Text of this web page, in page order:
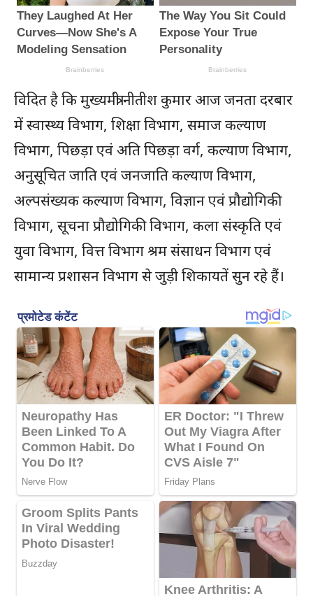
विदित है कि मुख्यमंत्री नीतीश कुमार आज जनता दरबार
में स्वास्थ्य विभाग, शिक्षा विभाग, समाज कल्याण
विभाग, पिछड़ा एवं अति पिछड़ा वर्ग, कल्याण विभाग,
अनुसूचित जाति एवं जनजाति कल्याण विभाग,
अल्पसंख्यक कल्याण विभाग, विज्ञान एवं प्रौद्योगिकी
विभाग, सूचना प्रौद्योगिकी विभाग, कला संस्कृति एवं
युवा विभाग, वित्त विभाग श्रम संसाधन विभाग एवं
सामान्य प्रशासन विभाग से जुड़ी शिकायतें सुन रहे हैं।